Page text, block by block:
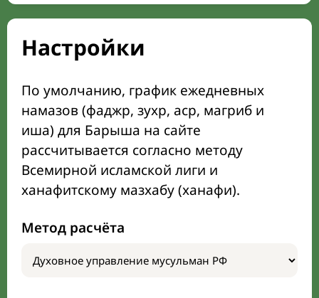
Настройки
По умолчанию, график ежедневных
намазов (фаджр, зухр, аср, магриб и
иша) для Барыша на сайте
рассчитывается согласно методу
Всемирной исламской лиги и
ханафитскому мазхабу (ханафи).
Метод расчёта